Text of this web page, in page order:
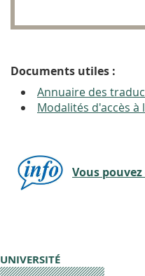
Documents utiles :
Annuaire des
Modalités d'accès
Vous
UNIVERSITÉ